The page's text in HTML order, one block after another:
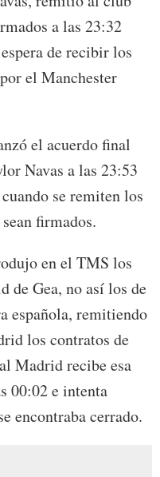
a las 23:32
de recibir los
el Manchester
el acuerdo final
Navas a las 23:53
se remiten los
firmados.
en el TMS los
de Gea, no así los de
española, remitiendo
los contratos de
Madrid recibe esa
00:02 e intenta
encontraba cerrado.